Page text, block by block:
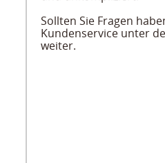
Sollten Sie Fragen
Kundenservice unter
weiter.